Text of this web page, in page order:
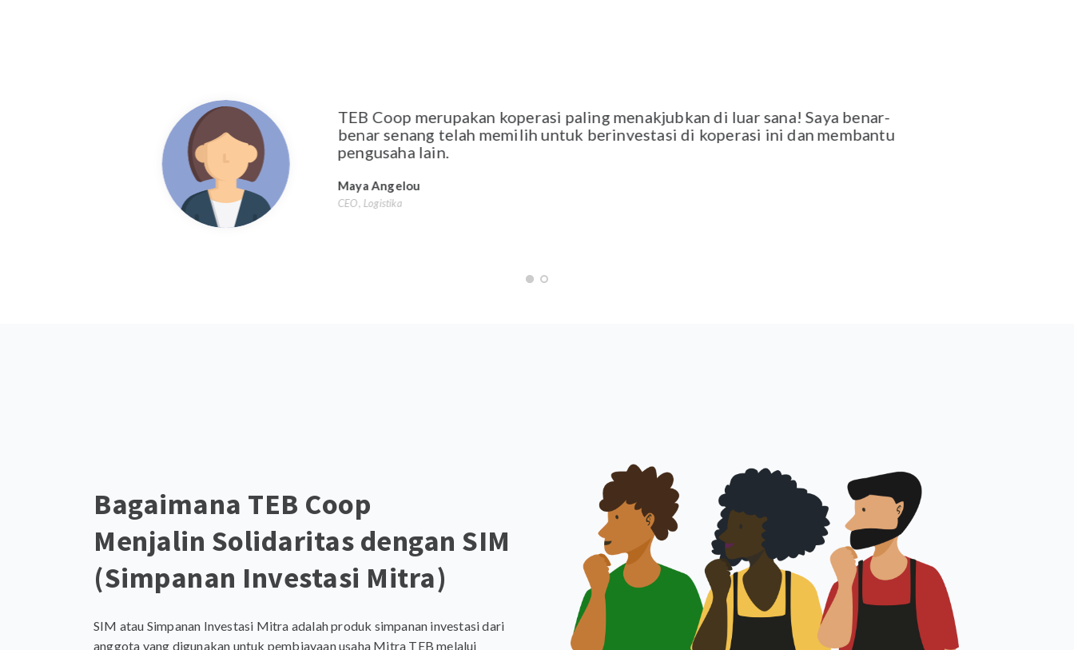
TEB Coop merupakan koperasi paling menakjubkan di luar sana! Saya benar-
benar senang telah memilih untuk berinvestasi di koperasi ini dan membantu
pengusaha lain.
Maya Angelou
CEO, Logistika
Bagaimana TEB Coop
Menjalin Solidaritas dengan SIM
(Simpanan Investasi Mitra)
SIM atau Simpanan Investasi Mitra adalah produk simpanan investasi dari
anggota yang digunakan untuk pembiayaan usaha Mitra TEB melalui